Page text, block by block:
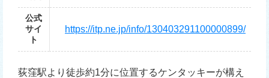
公式
サイ
ト
https://itp.ne.jp/info/130403291100000899/
荻窪駅より徒歩約1分に位置するケンタッキーが構え